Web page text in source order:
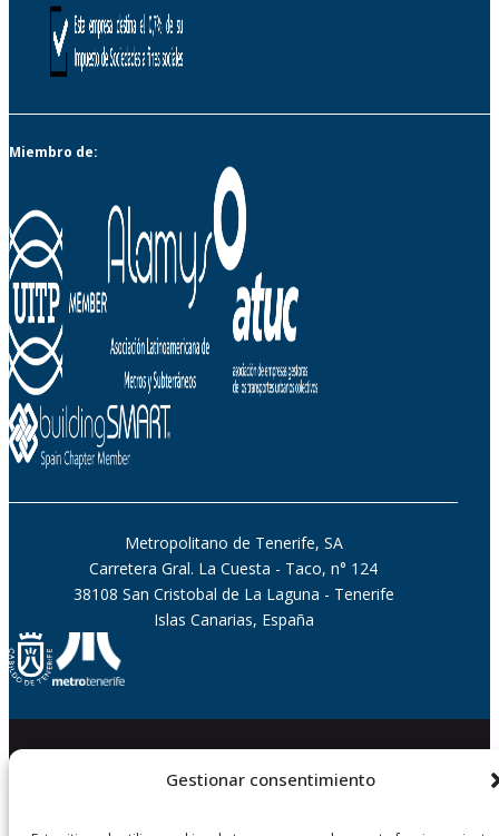
Gestionar consentimiento
Miembro de:
Metropolitano de Tenerife, SA
Carretera Gral. La Cuesta - Taco, n° 124
38108 San Cristobal de La Laguna - Tenerife
Islas Canarias, España
© Metropolitano de Tenerife, S.A. | Transparencia|Accesibilidad